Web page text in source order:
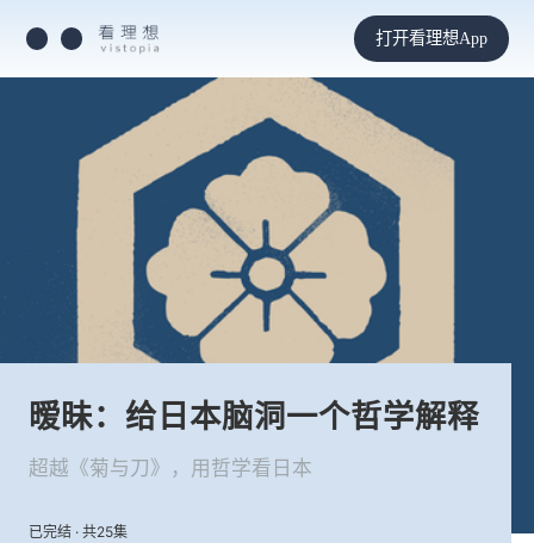
打开看理想App
暧昧：给日本脑洞一个哲学解释
超越《菊与刀》，用哲学看日本
已完结 · 共25集